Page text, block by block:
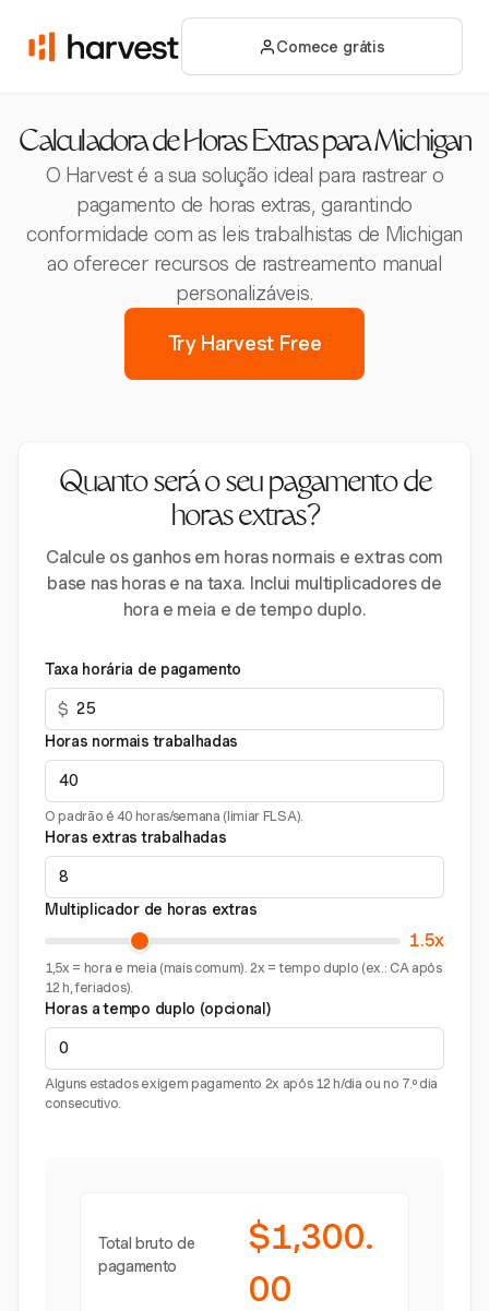
Comece grátis
Calculadora de Horas Extras para Michigan
O Harvest é a sua solução ideal para rastrear o
pagamento de horas extras, garantindo
conformidade com as leis trabalhistas de Michigan
ao oferecer recursos de rastreamento manual
personalizáveis.
Try Harvest Free
Quanto será o seu pagamento de
horas extras?
Calcule os ganhos em horas normais e extras com
base nas horas e na taxa. Inclui multiplicadores de
hora e meia e de tempo duplo.
Taxa horária de pagamento
$
Horas normais trabalhadas
O padrão é 40 horas/semana (limiar FLSA).
Horas extras trabalhadas
Multiplicador de horas extras
1.5x
1,5x = hora e meia (mais comum). 2x = tempo duplo (ex.: CA após
12 h, feriados).
Horas a tempo duplo (opcional)
Alguns estados exigem pagamento 2x após 12 h/dia ou no 7.º dia
consecutivo.
Total bruto de
pagamento
$1,300.
00